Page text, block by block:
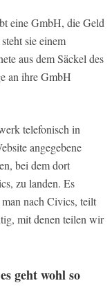
eine GmbH, die Geld
sie einem
aus dem Säckel des
an ihre GmbH
telefonisch in
angegebene
bei dem dort
zu landen. Es
nach Civics, teilt
mit denen teilen wir
geht wohl so